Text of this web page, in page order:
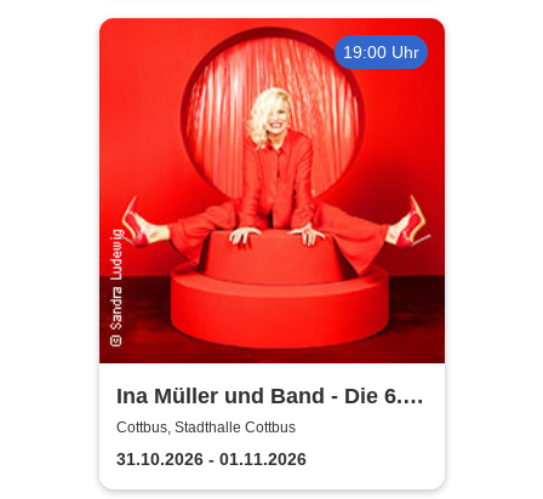
19:00 Uhr
Ina Müller und Band - Die 6.0
Tour
Cottbus, Stadthalle Cottbus
31.10.2026 - 01.11.2026